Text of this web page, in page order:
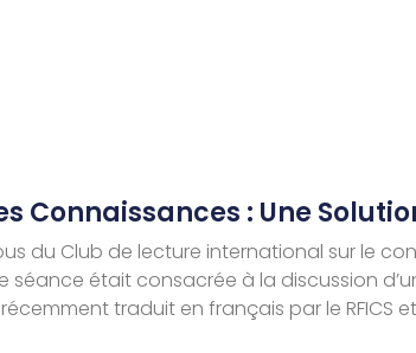
Connaissances : Une
du Club de lecture international sur le
séance était consacrée à la discussion
traduit en français par le